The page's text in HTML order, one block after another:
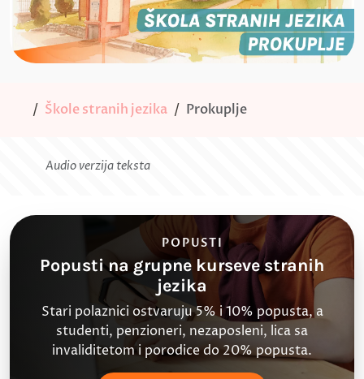
Škole stranih jezika Prokuplje
Audio verzija teksta
POPUSTI
Popusti na grupne kurseve stranih
jezika
Stari polaznici ostvaruju 5% i 10% popusta, a
studenti, penzioneri, nezaposleni, lica sa
invaliditetom i porodice do 20% popusta.